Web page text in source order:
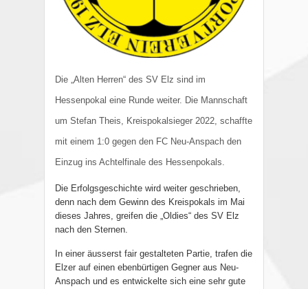
Die „Alten Herren“ des SV Elz sind im
Hessenpokal eine Runde weiter. Die Mannschaft
um Stefan Theis, Kreispokalsieger 2022, schaffte
mit einem 1:0 gegen den FC Neu-Anspach den
Einzug ins Achtelfinale des Hessenpokals.
Die Erfolgsgeschichte wird weiter geschrieben,
denn nach dem Gewinn des Kreispokals im Mai
dieses Jahres, greifen die „Oldies“ des SV Elz
nach den Sternen.
In einer äusserst fair gestalteten Partie, trafen die
Elzer auf einen ebenbürtigen Gegner aus Neu-
Anspach und es entwickelte sich eine sehr gute